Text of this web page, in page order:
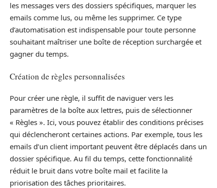
les messages vers des dossiers spécifiques, marquer les
emails comme lus, ou même les supprimer. Ce type
d’automatisation est indispensable pour toute personne
souhaitant maîtriser une boîte de réception surchargée et
gagner du temps.
Création de règles personnalisées
Pour créer une règle, il suffit de naviguer vers les
paramètres de la boîte aux lettres, puis de sélectionner
« Règles ». Ici, vous pouvez établir des conditions précises
qui déclencheront certaines actions. Par exemple, tous les
emails d’un client important peuvent être déplacés dans un
dossier spécifique. Au fil du temps, cette fonctionnalité
réduit le bruit dans votre boîte mail et facilite la
priorisation des tâches prioritaires.